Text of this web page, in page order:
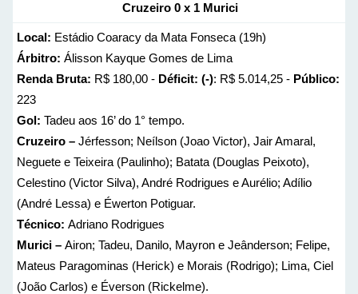
Cruzeiro 0 x 1 Murici
Local: Estádio Coaracy da Mata Fonseca (19h)
Árbitro: Álisson Kayque Gomes de Lima
Renda Bruta: R$ 180,00 - Déficit: (-): R$ 5.014,25 - Público:
223
Gol: Tadeu aos 16’ do 1° tempo.
Cruzeiro – Jérfesson; Neílson (Joao Victor), Jair Amaral,
Neguete e Teixeira (Paulinho); Batata (Douglas Peixoto),
Celestino (Victor Silva), André Rodrigues e Aurélio; Adílio
(André Lessa) e Éwerton Potiguar.
Técnico: Adriano Rodrigues
Murici – Airon; Tadeu, Danilo, Mayron e Jeânderson; Felipe,
Mateus Paragominas (Herick) e Morais (Rodrigo); Lima, Ciel
(João Carlos) e Éverson (Rickelme).